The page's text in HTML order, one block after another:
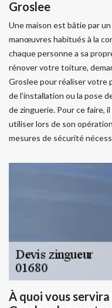
Groslee
Une maison est bâtie par
manœuvres habitués à la
chaque personne a sa
rénover votre toiture,
Groslee pour réaliser votre
de l’installation ou la pose
de zinguerie. Pour ce faire,
utiliser lors de son
mesures de sécurité
À quoi vous